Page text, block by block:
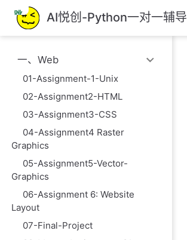
跳
至
主
AI悦创-Python一对一辅导
一、Web
01-Assignment-1-Unix
02-Assignment2-HTML
03-Assignment3-CSS
04-Assignment4 Raster
Graphics
05-Assignment5-Vector-
Graphics
06-Assignment 6: Website
Layout
07-Final-Project